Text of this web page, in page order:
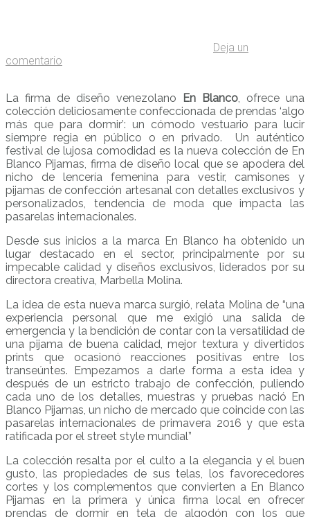
Deja un
comentario
La firma de diseño venezolano En Blanco, ofrece una
colección deliciosamente confeccionada de prendas ‘algo
más que para dormir’: un cómodo vestuario para lucir
siempre regia en público o en privado. Un auténtico
festival de lujosa comodidad es la nueva colección de En
Blanco Pijamas, firma de diseño local que se apodera del
nicho de lencería femenina para vestir, camisones y
pijamas de confección artesanal con detalles exclusivos y
personalizados, tendencia de moda que impacta las
pasarelas internacionales.
Desde sus inicios a la marca En Blanco ha obtenido un
lugar destacado en el sector, principalmente por su
impecable calidad y diseños exclusivos, liderados por su
directora creativa, Marbella Molina.
La idea de esta nueva marca surgió, relata Molina de “una
experiencia personal que me exigió una salida de
emergencia y la bendición de contar con la versatilidad de
una pijama de buena calidad, mejor textura y divertidos
prints que ocasionó reacciones positivas entre los
transeúntes. Empezamos a darle forma a esta idea y
después de un estricto trabajo de confección, puliendo
cada uno de los detalles, muestras y pruebas nació En
Blanco Pijamas, un nicho de mercado que coincide con las
pasarelas internacionales de primavera 2016 y que esta
ratificada por el street style mundial”
La colección resalta por el culto a la elegancia y el buen
gusto, las propiedades de sus telas, los favorecedores
cortes y los complementos que convierten a En Blanco
Pijamas en la primera y única firma local en ofrecer
prendas de dormir en tela de algodón con los que